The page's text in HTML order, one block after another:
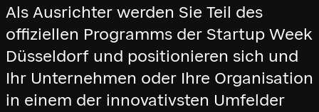
Als Ausrichter werden Sie Teil des
offiziellen Programms der Startup Week
Düsseldorf und positionieren sich und
Ihr Unternehmen oder Ihre Organisation
in einem der innovativsten Umfelder